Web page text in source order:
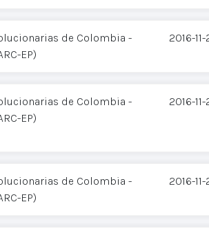
de Colombia -
EP)
2016-
de Colombia -
EP)
2016-
de Colombia -
EP)
2016-